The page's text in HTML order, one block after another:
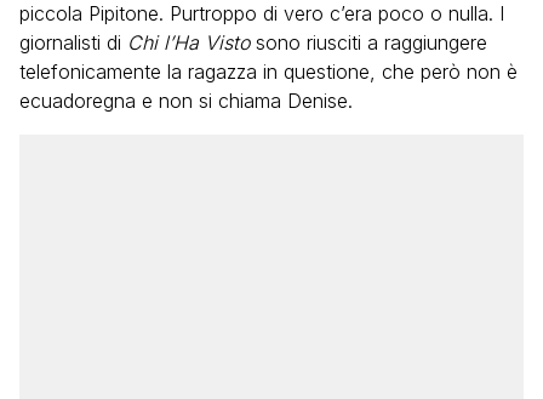
piccola Pipitone. Purtroppo di vero c’era poco o nulla. I
giornalisti di Chi l’Ha Vistosono riusciti a raggiungere
telefonicamente la ragazza in questione, che però non è
ecuadoregna e non si chiama Denise.